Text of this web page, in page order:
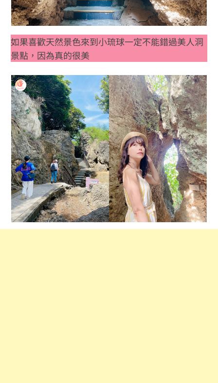
如果喜歡天然景色來到小琉球一定不能錯過美人洞
景點，因為真的很美